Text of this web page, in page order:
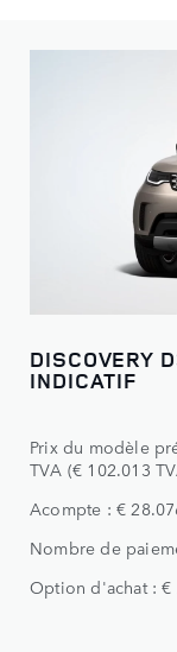
DISCOVERY
INDICATIF
Prix du modèle
TVA (€ 102.013
Acompte : €
Nombre de
Option d'achat : €